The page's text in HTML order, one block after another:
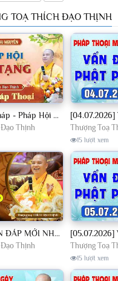
TOẠ THÍCH ĐẠO THỊNH
Vấn Đáp Phật Pháp - Pháp Hội Địa Tạng Ngày 01/08/2026│TT. Thích Đạo Thịnh
Thịnh Thượng Toạ
15 lượt xem
[04.07.2026] VẤN ĐÁP MỚI NHẤT - Pháp Hội Địa Tạng Chùa Khai Nguyên | TT. Thích Đạo Thịnh
Thịnh Thượng Toạ
15 lượt xem